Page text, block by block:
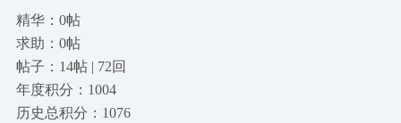
精华：0帖
求助：0帖
帖子：14帖 | 72回
年度积分：1004
历史总积分：1076